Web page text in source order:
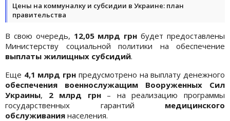
Цены на коммуналку и субсидии в Украине: план
правительства
В свою очередь, 12,05 млрд грн будет предоставлены
Министерству социальной политики на обеспечение
выплаты жилищных субсидий.
Еще 4,1 млрд грн предусмотрено на выплату денежного
обеспечения военнослужащим Вооруженных Сил
Украины, 2 млрд грн – на реализацию программы
государственных гарантий медицинского
обслуживания населения.